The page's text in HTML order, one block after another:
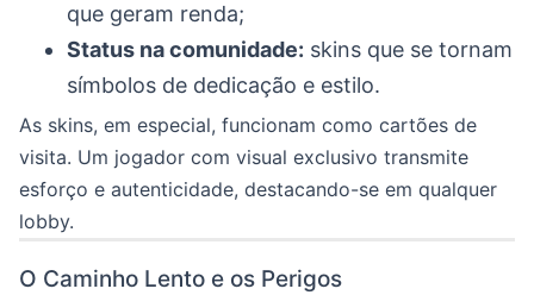
que geram renda;
Status na comunidade: skins que se tornam
símbolos de dedicação e estilo.
As skins, em especial, funcionam como cartões de
visita. Um jogador com visual exclusivo transmite
esforço e autenticidade, destacando-se em qualquer
lobby.
O Caminho Lento e os Perigos